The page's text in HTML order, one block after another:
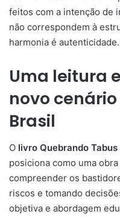
feitos com a intenção de
não correspondem à
harmonia é autenticidade.
Uma leitura
novo
Brasil
O livro Quebrando
posiciona como uma
compreender os
riscos e tomando
objetiva e abordagem